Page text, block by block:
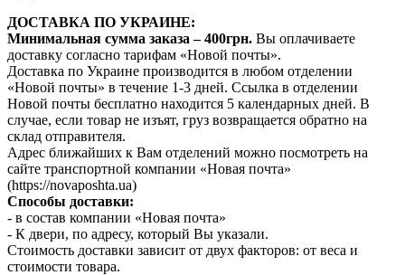
ДОСТАВКА ПО УКРАИНЕ:
Минимальная сумма заказа – 400грн. Вы оплачиваете
доставку согласно тарифам «Новой почты».
Доставка по Украине производится в любом отделении
«Новой почты» в течение 1-3 дней. Ссылка в отделении
Новой почты бесплатно находится 5 календарных дней. В
случае, если товар не изъят, груз возвращается обратно на
склад отправителя.
Адрес ближайших к Вам отделений можно посмотреть на
сайте транспортной компании «Новая почта»
(https://novaposhta.ua)
Способы доставки:
- в состав компании «Новая почта»
- К двери, по адресу, который Вы указали.
Стоимость доставки зависит от двух факторов: от веса и
стоимости товара.